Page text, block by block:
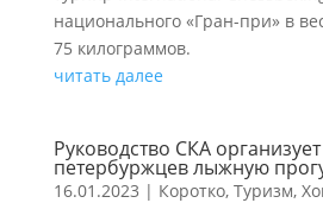
национального «Гран-при» в
75 килограммов.
читать далее
Руководство СКА
петербуржцев лыжную
16.01.2023 | Коротко, Туризм,